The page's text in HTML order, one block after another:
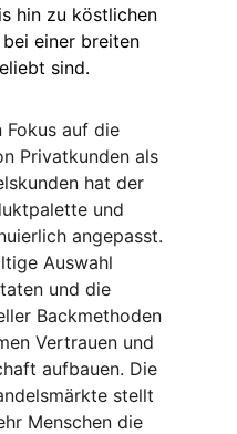
hin zu köstlichen
einer breiten
sind.
Fokus auf die
Privatkunden als
hat der
und
angepasst.
Auswahl
und die
Backmethoden
Vertrauen und
aufbauen. Die
stellt
Menschen die